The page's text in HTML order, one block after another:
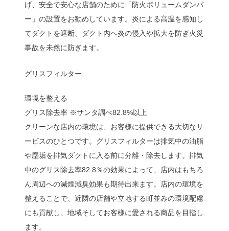
げ、安全で安心な店舗のために「防火ボリュームダンパ
ー」の設置をお勧めしています。炎による高温を感知し
てダクトを遮断、ダクト内へ炎の侵入や拡大を防ぎ火災
事故を未然に防ぎます。
グリスフィルター
環境を整える
グリス除去率 ※サンタ調べ82.8%以上
クリーンな店内の環境は、お客様に提供できる大切なサ
ービスのひとつです。グリスフィルターは排気中の油脂
や塵垢を排気ダクトに入る前に分離・除去します。排気
中のグリス除去率82.8％の効果によって、店内はもちろ
ん周辺への減煙減臭効果も期待出来ます。店内の環境を
整えることで、近隣の店舗や立地する町並みの環境配慮
にも貢献し、地域そしてお客様に愛される商品を目指し
ます。